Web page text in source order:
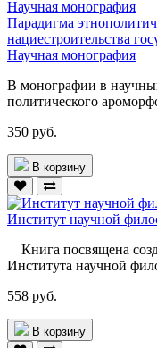
Парадигма
нациестроительства
Научная монография
В монографии в
политического
350 руб.
В корзину
Институт научной
Книга посвящена
Института научной
558 руб.
В корзину